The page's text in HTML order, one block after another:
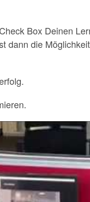
Box Deinen
dann die